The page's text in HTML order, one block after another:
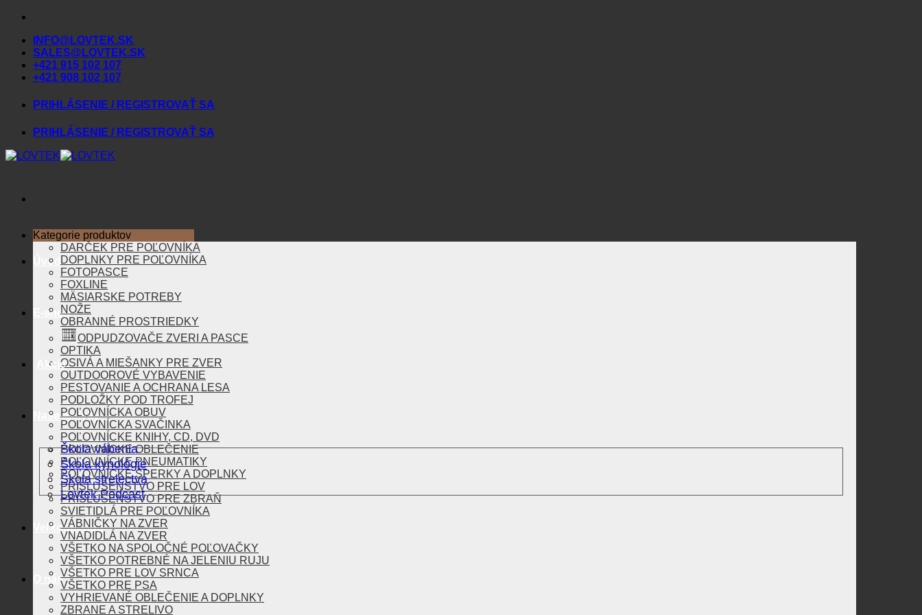
Skip
contentINFO@LOVTEK.SK
SALES@LOVTEK.SK
+421 915 102 107
+421 908 102 107
PRIHLÁSENIE / REGISTROVAŤ SA
PRIHLÁSENIE / REGISTROVAŤ SA
Úvod
E-shop
Akcie
Naše aktivity
Škola vábenia
Škola kynológie
Škola strelectva
Lovtek Podcast
Veľkoobchod
O nás
Kategorie produktov
DARČEK PRE POĽOVNÍKA
DOPLNKY PRE POĽOVNÍKA
FOTOPASCE
FOXLINE
MÄSIARSKE POTREBY
NOŽE
OBRANNÉ PROSTRIEDKY
ODPUDZOVAČE ZVERI A PASCE
OPTIKA
OSIVÁ A MIEŠANKY PRE ZVER
OUTDOOROVÉ VYBAVENIE
PESTOVANIE A OCHRANA LESA
PODLOŽKY POD TROFEJ
POĽOVNÍCKA OBUV
POĽOVNÍCKA SVAČINKA
POĽOVNÍCKE KNIHY, CD, DVD
POĽOVNÍCKE OBLEČENIE
POĽOVNÍCKE PNEUMATIKY
POĽOVNÍCKE ŠPERKY A DOPLNKY
PRÍSLUŠENSTVO PRE LOV
PRÍSLUŠENSTVO PRE ZBRAŇ
SVIETIDLÁ PRE POĽOVNÍKA
VÁBNIČKY NA ZVER
VNADIDLÁ NA ZVER
VŠETKO NA SPOLOČNÉ POĽOVAČKY
VŠETKO POTREBNÉ NA JELENIU RUJU
VŠETKO PRE LOV SRNCA
VŠETKO PRE PSA
VYHRIEVANÉ OBLEČENIE A DOPLNKY
ZBRANE A STRELIVO